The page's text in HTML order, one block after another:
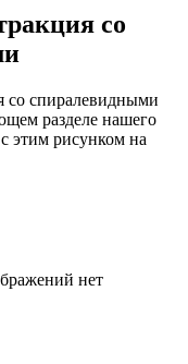
со
со спиралевидными
разделе нашего
с этим рисунком на
нет